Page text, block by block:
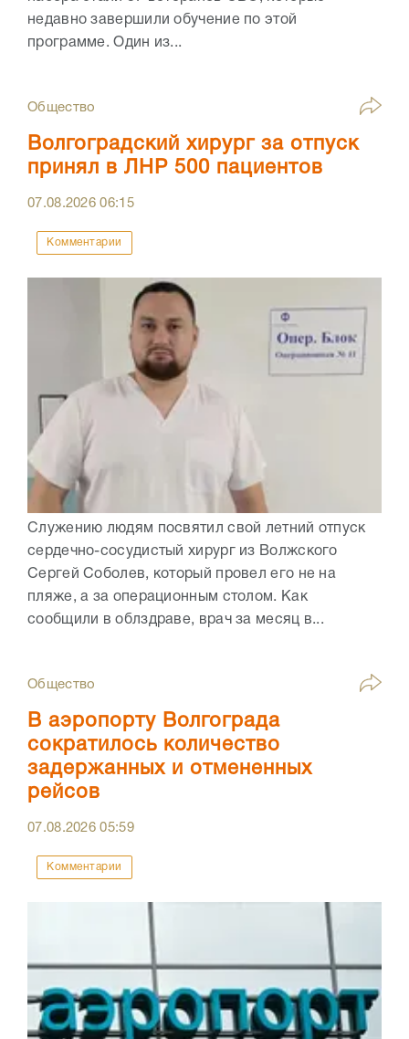
недавно завершили обучение по этой
программе. Один из...
Общество
Волгоградский хирург за отпуск
принял в ЛНР 500 пациентов
07.08.202606:15
Комментарии
Служению людям посвятил свой летний отпуск
сердечно-сосудистый хирург из Волжского
Сергей Соболев, который провел его не на
пляже, а за операционным столом. Как
сообщили в облздраве, врач за месяц в...
Общество
В аэропорту Волгограда
сократилось количество
задержанных и отмененных
рейсов
07.08.202605:59
Комментарии